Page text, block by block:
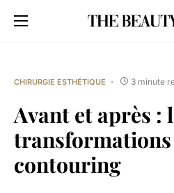
CHIRURGIE ESTHÉTIQUE 3 minute
Avant et après :
transformations
contouring